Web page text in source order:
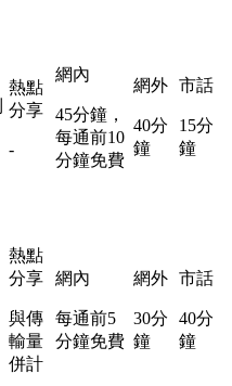
熱點
分享
-
網內
45分鐘，
每通前10
分鐘免費
網外
40分
鐘
市話
15分
鐘
熱點
分享
與傳
輸量
併計
網內
每通前5
分鐘免費
網外
30分
鐘
市話
40分
鐘